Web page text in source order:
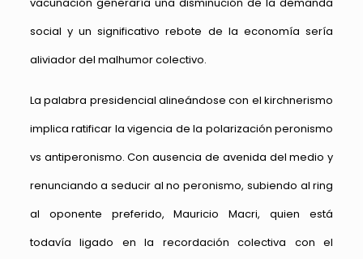
vacunación generaría una disminución de la demanda
social y un significativo rebote de la economía sería
aliviador del malhumor colectivo.
La palabra presidencial alineándose con el kirchnerismo
implica ratificar la vigencia de la polarización peronismo
vs antiperonismo. Con ausencia de avenida del medio y
renunciando a seducir al no peronismo, subiendo al ring
al oponente preferido, Mauricio Macri, quien está
todavía ligado en la recordación colectiva con el